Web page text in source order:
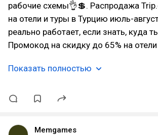
рабочие схемы👌💲. Распродажа
на отели и туры в Турцию июль-
реально работает, если знать, куда
Промокод на скидку до 65% на
Показать полностью
Memgames